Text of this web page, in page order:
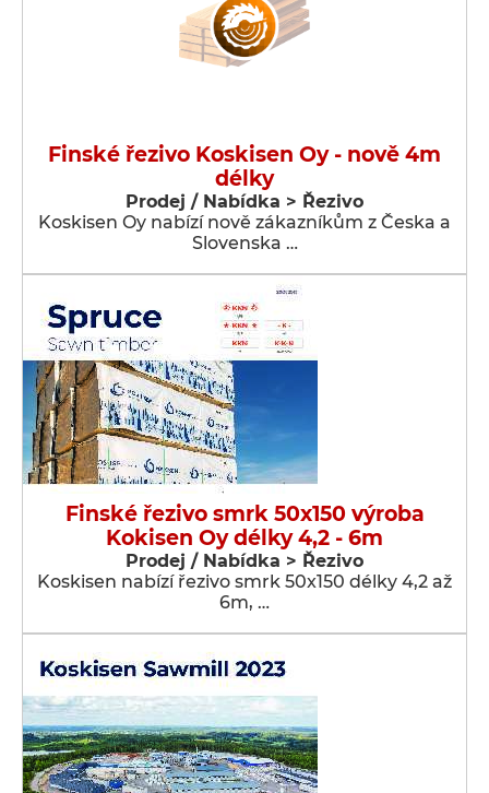
Finské řezivo Koskisen Oy - nově 4m
délky
Prodej / Nabídka > Řezivo
Koskisen Oy nabízí nově zákazníkům z Česka a
Slovenska …
Finské řezivo smrk 50x150 výroba
Kokisen Oy délky 4,2 - 6m
Prodej / Nabídka > Řezivo
Koskisen nabízí řezivo smrk 50x150 délky 4,2 až
6m, …